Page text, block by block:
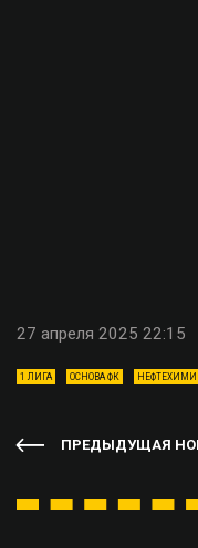
27 апреля 2025 22:15
1 ЛИГА ОСНОВА ФК
ПРЕДЫДУЩАЯ